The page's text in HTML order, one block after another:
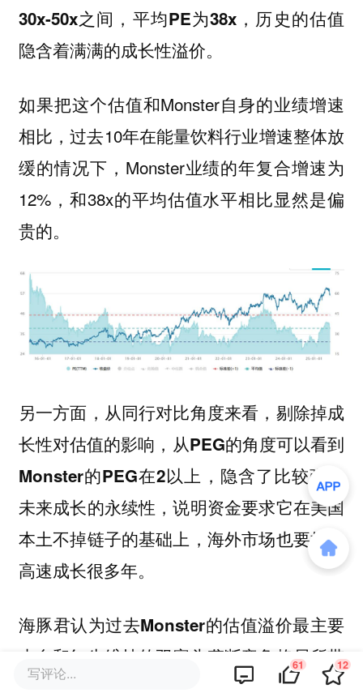
30x-50x之间，平均PE为38x，历史的估值
隐含着满满的成长性溢价。
如果把这个估值和Monster自身的业绩增速
相比，过去10年在能量饮料行业增速整体放
缓的情况下，Monster业绩的年复合增速为
12%，和38x的平均估值水平相比显然是偏
贵的。
另一方面，从同行对比角度来看，剔除掉成
长性对估值的影响， 从PEG的角度可以看到
Monster的PEG在2以上，隐含了比较强的
未来成长的永续性，说明资金要求它在美国
本土不掉链子的基础上，海外市场也要持续
高速成长很多年。
海豚君认为过去Monster的估值溢价最主要
来自和红牛维持的双寡头垄断竞争格局所带
来的定价权，在这种情况下，头部企业可以
写评论... 61 12